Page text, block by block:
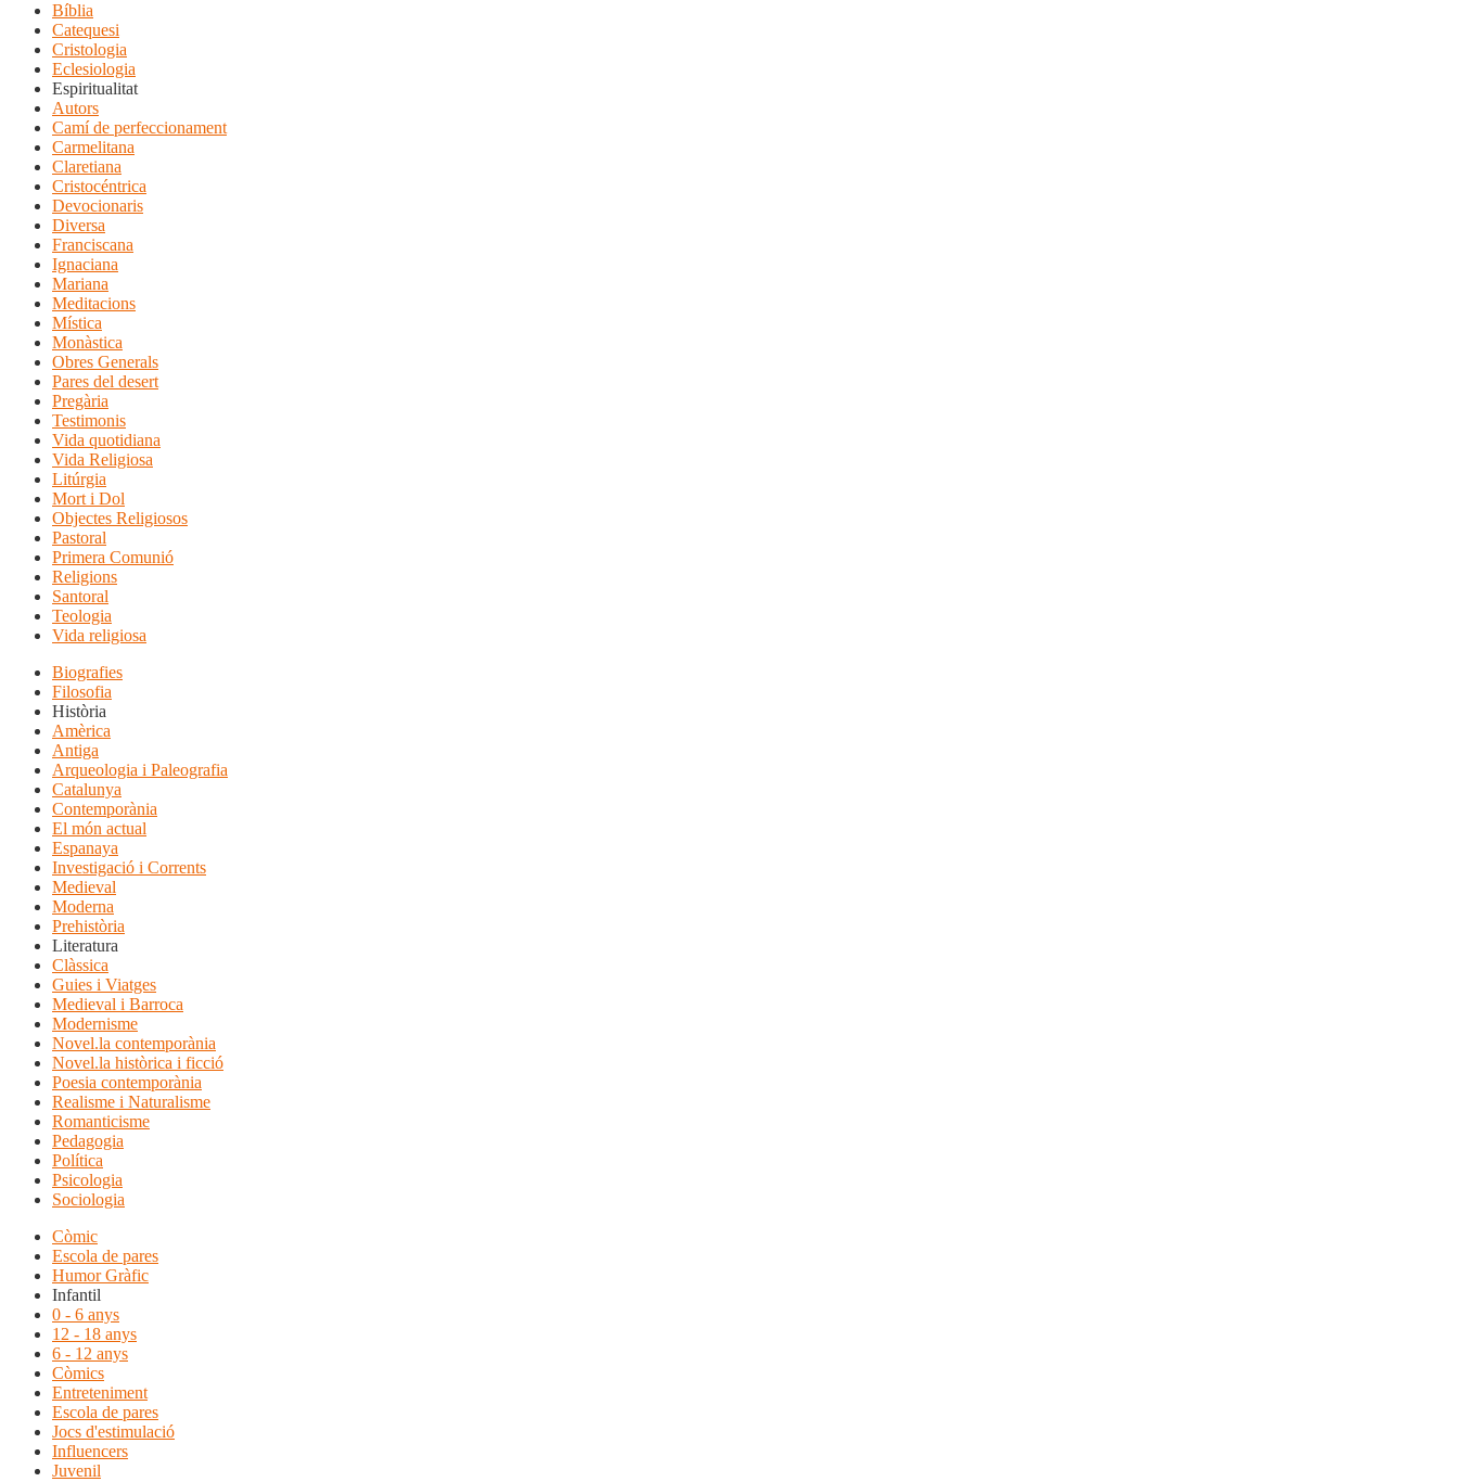
Bíblia
Catequesi
Cristologia
Eclesiologia
Espiritualitat
Autors
Camí de perfeccionament
Carmelitana
Claretiana
Cristocéntrica
Devocionaris
Diversa
Franciscana
Ignaciana
Mariana
Meditacions
Mística
Monàstica
Obres Generals
Pares del desert
Pregària
Testimonis
Vida quotidiana
Vida Religiosa
Litúrgia
Mort i Dol
Objectes Religiosos
Pastoral
Primera Comunió
Religions
Santoral
Teologia
Vida religiosa
Biografies
Filosofia
Història
Amèrica
Antiga
Arqueologia i Paleografia
Catalunya
Contemporània
El món actual
Espanaya
Investigació i Corrents
Medieval
Moderna
Prehistòria
Literatura
Clàssica
Guies i Viatges
Medieval i Barroca
Modernisme
Novel.la contemporània
Novel.la històrica i ficció
Poesia contemporània
Realisme i Naturalisme
Romanticisme
Pedagogia
Política
Psicologia
Sociologia
Còmic
Escola de pares
Humor Gràfic
Infantil
0 - 6 anys
12 - 18 anys
6 - 12 anys
Còmics
Entreteniment
Escola de pares
Jocs d'estimulació
Influencers
Juvenil